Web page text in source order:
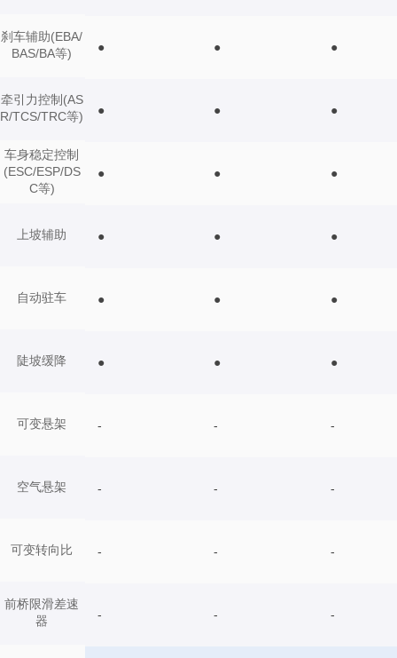
刹车辅助(EBA/
BAS/BA等)
牵引力控制(AS
R/TCS/TRC等)
车身稳定控制
(ESC/ESP/DS
C等)
上坡辅助
自动驻车
陡坡缓降
可变悬架
空气悬架
可变转向比
前桥限滑差速
器
● ● ●
● ● ●
● ● ●
● ● ●
● ● ●
● ● ●
- - -
- - -
- - -
- - -